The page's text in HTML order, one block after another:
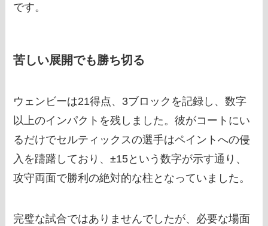
です。
苦しい展開でも勝ち切る
ウェンビーは21得点、3ブロックを記録し、数字
以上のインパクトを残しました。彼がコートにい
るだけでセルティックスの選手はペイントへの侵
入を躊躇しており、±15という数字が示す通り、
攻守両面で勝利の絶対的な柱となっていました。
完璧な試合ではありませんでしたが、必要な場面